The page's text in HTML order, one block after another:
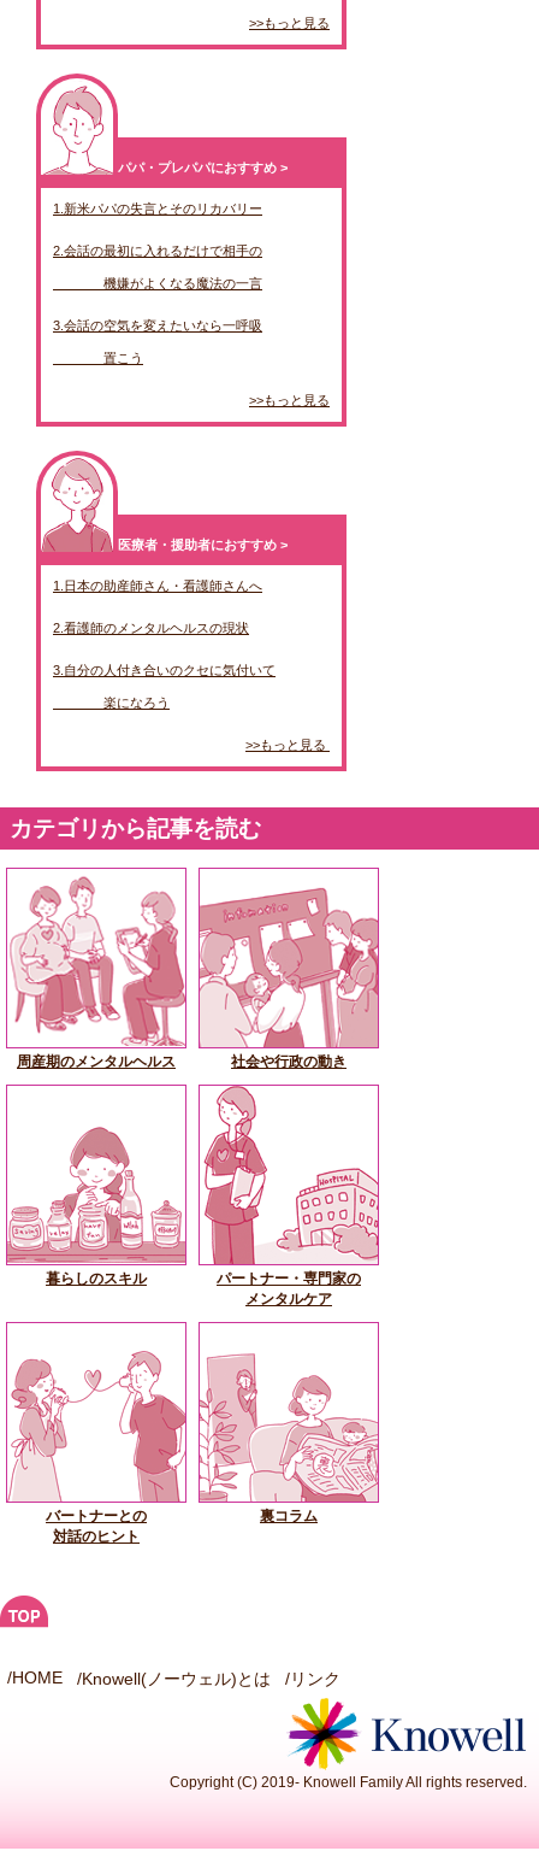
>>もっと見る
パパ・プレパパにおすすめ >
1.新米パパの失言とそのリカバリー
2.会話の最初に入れるだけで相手の
              機嫌がよくなる魔法の一言
3.会話の空気を変えたいなら一呼吸
              置こう
>>もっと見る
医療者・援助者におすすめ >
1.日本の助産師さん・看護師さんへ
2.看護師のメンタルヘルスの現状
3.自分の人付き合いのクセに気付いて
              楽になろう
>>もっと見る
カテゴリから記事を読む
周産期のメンタルヘルス 社会や行政の動き
暮らしのスキル
パートナー・専門家の
メンタルケア
バートナーとの
対話のヒント
裏コラム
/HOME /Knowell(ノーウェル)とは /リンク
Copyright (C) 2019- Knowell Family All rights reserved.